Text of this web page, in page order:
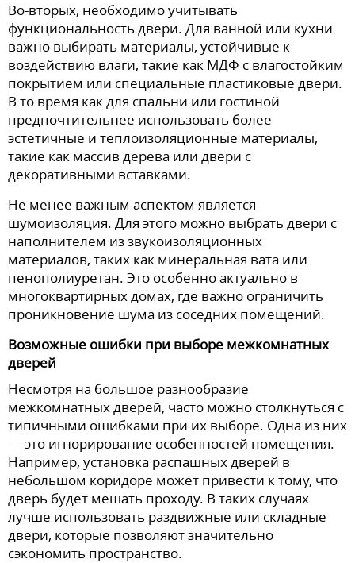
Во-вторых, необходимо учитывать
функциональность двери. Для ванной или кухни
важно выбирать материалы, устойчивые к
воздействию влаги, такие как МДФ с влагостойким
покрытием или специальные пластиковые двери.
В то время как для спальни или гостиной
предпочтительнее использовать более
эстетичные и теплоизоляционные материалы,
такие как массив дерева или двери с
декоративными вставками.
Не менее важным аспектом является
шумоизоляция. Для этого можно выбрать двери с
наполнителем из звукоизоляционных
материалов, таких как минеральная вата или
пенополиуретан. Это особенно актуально в
многоквартирных домах, где важно ограничить
проникновение шума из соседних помещений.
Возможные ошибки при выборе межкомнатных
дверей
Несмотря на большое разнообразие
межкомнатных дверей, часто можно столкнуться с
типичными ошибками при их выборе. Одна из них
— это игнорирование особенностей помещения.
Например, установка распашных дверей в
небольшом коридоре может привести к тому, что
дверь будет мешать проходу. В таких случаях
лучше использовать раздвижные или складные
двери, которые позволяют значительно
сэкономить пространство.